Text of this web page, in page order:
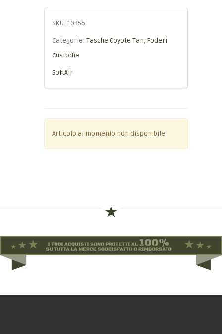
SKU: 10356
Categorie: Tasche Coyote Tan, Foderi
Custodie
SoftAir
Articolo al momento non disponibile